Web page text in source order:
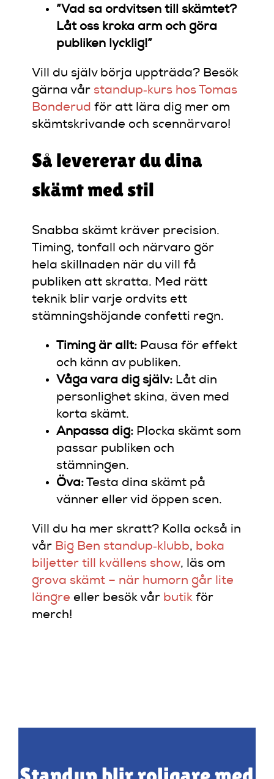
”Vad sa ordvitsen till skämtet?
Låt oss kroka arm och göra
publiken lycklig!”
Vill du själv börja uppträda? Besök
gärna vår standup‑kurs hos Tomas
Bonderud för att lära dig mer om
skämtskrivande och scennärvaro!
Så levererar du dina
skämt med stil
Snabba skämt kräver precision.
Timing, tonfall och närvaro gör
hela skillnaden när du vill få
publiken att skratta. Med rätt
teknik blir varje ordvits ett
stämningshöjande confetti regn.
Timing är allt: Pausa för effekt
och känn av publiken.
Våga vara dig själv: Låt din
personlighet skina, även med
korta skämt.
Anpassa dig: Plocka skämt som
passar publiken och
stämningen.
Öva: Testa dina skämt på
vänner eller vid öppen scen.
Vill du ha mer skratt? Kolla också in
vår Big Ben standup‑klubb, boka
biljetter till kvällens show, läs om
grova skämt – när humorn går lite
längre eller besök vår butik för
merch!